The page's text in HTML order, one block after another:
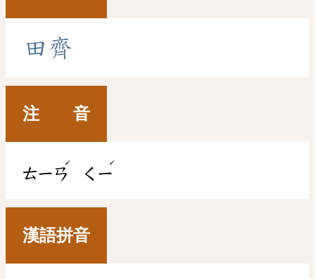
田 齊
注 音
ㄊㄧㄢ
ˊ
ㄑㄧ
ˊ
漢語拼音